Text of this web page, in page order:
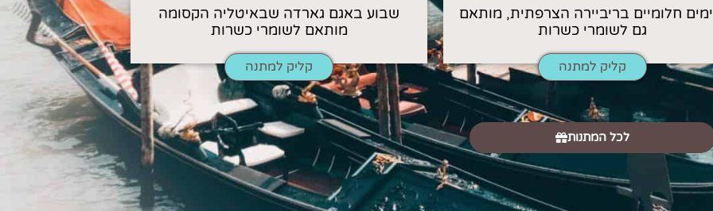
6 ימים חלומיים בריביירה הצרפתית, מותאם
גם לשומרי כשרות
קליק למתנה
שבוע באגם גארדה שבאיטליה הקסומה
מותאם לשומרי כשרות
קליק למתנה
לכל המתנות